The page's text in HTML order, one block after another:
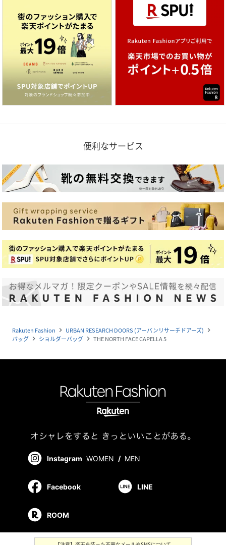
便利なサービス
Rakuten Fashion navigate_next URBAN RESEARCH DOORS (アーバンリサーチドアーズ) navigate_next
バッグ navigate_next ショルダーバッグ navigate_next THE NORTH FACE CAPELLA 5
Instagram WOMEN / MEN
Facebook LINE
ROOM